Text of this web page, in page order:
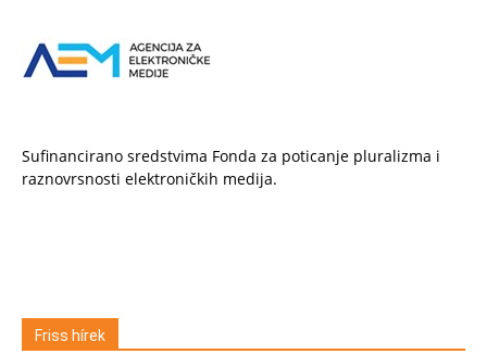
Sufinancirano sredstvima Fonda za poticanje pluralizma i
raznovrsnosti elektroničkih medija.
Friss hírek